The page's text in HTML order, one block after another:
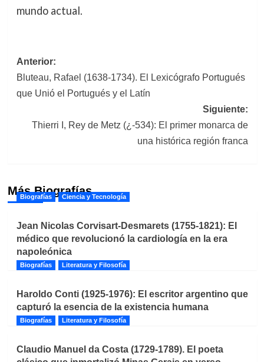
mundo actual.
Navegación
de
entradas
Anterior:
Bluteau, Rafael (1638-1734). El Lexicógrafo Portugués
que Unió el Portugués y el Latín
Siguiente:
Thierri I, Rey de Metz (¿-534): El primer monarca de
una histórica región franca
Más Biografías
Biografías Ciencia y Tecnología
Jean Nicolas Corvisart-Desmarets (1755-1821): El
médico que revolucionó la cardiología en la era
napoleónica
Biografías Literatura y Filosofía
Haroldo Conti (1925-1976): El escritor argentino que
capturó la esencia de la existencia humana
Biografías Literatura y Filosofía
Claudio Manuel da Costa (1729-1789). El poeta